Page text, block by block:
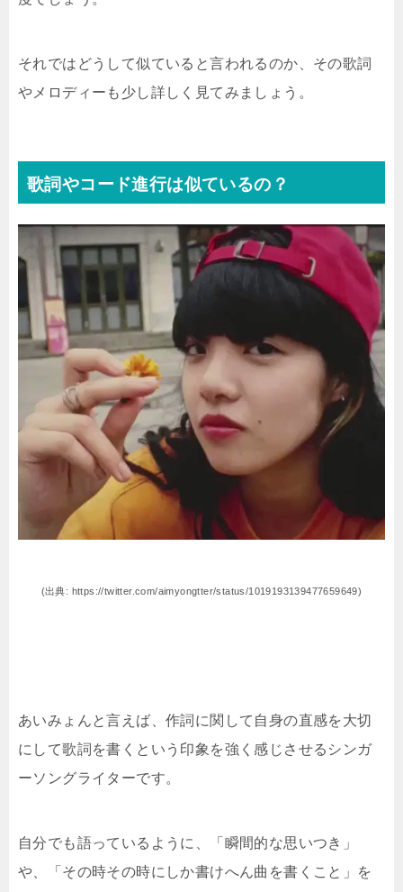
それではどうして似ていると言われるのか、その歌詞
やメロディーも少し詳しく見てみましょう。
歌詞やコード進行は似ているの？
(出典: https://twitter.com/aimyongtter/status/1019193139477659649)
あいみょんと言えば、作詞に関して自身の直感を大切
にして歌詞を書くという印象を強く感じさせるシンガ
ーソングライターです。
自分でも語っているように、「瞬間的な思いつき」
や、「その時その時にしか書けへん曲を書くこと」を